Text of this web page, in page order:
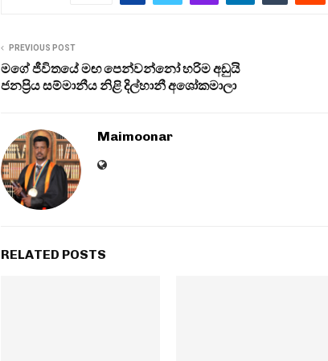
PREVIOUS POST
මගේ ජීවිතයේ මඟ පෙන්වන්නෝ හරිම අඩුයි
ජනප්‍රිය සම්මානීය නිළි දිල්හානී අශෝකමාලා
Maimoonar
RELATED POSTS